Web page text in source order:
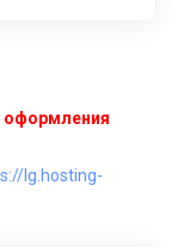
оформления
lg.hosting-